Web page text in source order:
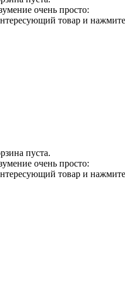
очень просто:
товар и
пуста.
очень просто:
товар и